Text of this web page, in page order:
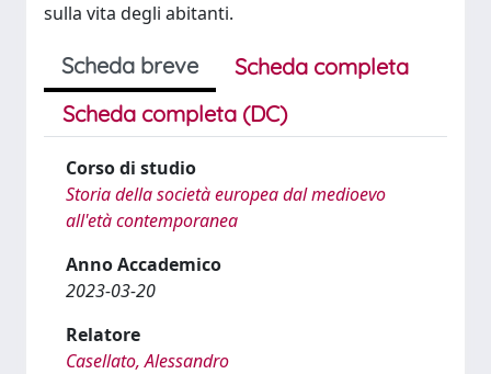
sulla vita degli abitanti.
Scheda breve
Scheda completa
Scheda completa (DC)
Corso di studio
Storia della società europea dal medioevo
all'età contemporanea
Anno Accademico
2023-03-20
Relatore
Casellato, Alessandro